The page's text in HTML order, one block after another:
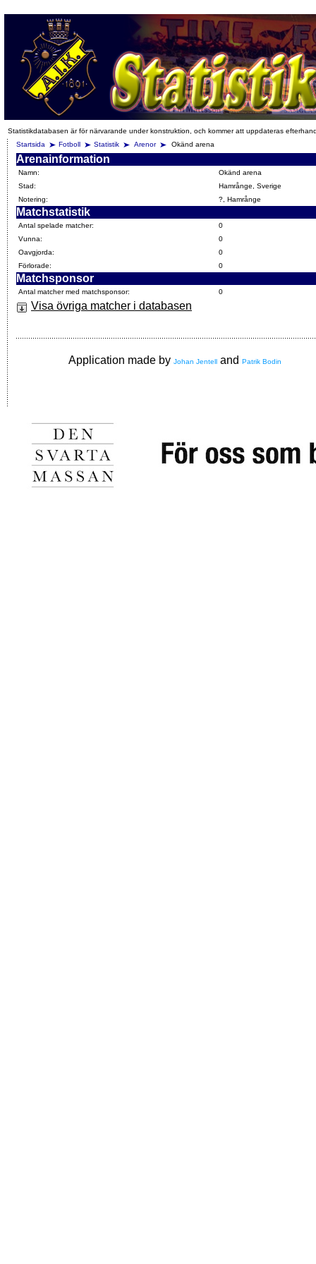
Statistikdatabasen är för närvarande under konstruktion, och kommer att uppdateras
Startsida
Fotboll Statistik Arenor Okänd arena
Arenainformation
Namn:
Okänd arena
Stad:
Hamrånge, Sverige
Notering:
?, Hamrånge
Matchstatistik
Antal spelade matcher:
0
Vunna:
0
Oavgjorda:
0
Förlorade:
0
Matchsponsor
Antal matcher med matchsponsor: 0
Visa övriga matcher i databasen
Application made by Johan Jentell and Patrik Bodin